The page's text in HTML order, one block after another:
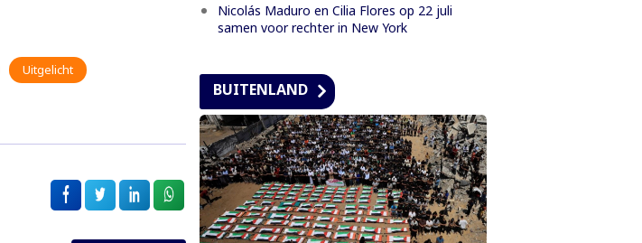
Uitgelicht
Nicolás Maduro en Cilia Flores op 22 juli
samen voor rechter in New York
BUITENLAND